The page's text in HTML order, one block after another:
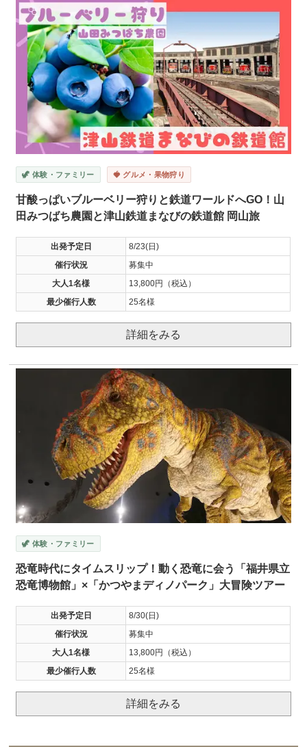
🦖 体験・ファミリー 🍓 グルメ・果物狩り
甘酸っぱいブルーベリー狩りと鉄道ワールドへGO！山
田みつばち農園と津山鉄道まなびの鉄道館 岡山旅
出発予定日
8/23(日)
催行状況
募集中
大人1名様
13,800円（税込）
最少催行人数
25名様
詳細をみる
🦖 体験・ファミリー
恐竜時代にタイムスリップ！動く恐竜に会う「福井県立
恐竜博物館」×「かつやまディノパーク」大冒険ツアー
出発予定日
8/30(日)
催行状況
募集中
大人1名様
13,800円（税込）
最少催行人数
25名様
詳細をみる